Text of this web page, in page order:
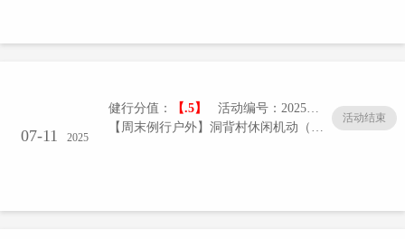
07-11 2025
健行分值： 【.5】
活动编号：20250711-01/005
【周末例行户外】洞背村休闲机动（2506）
活动结束